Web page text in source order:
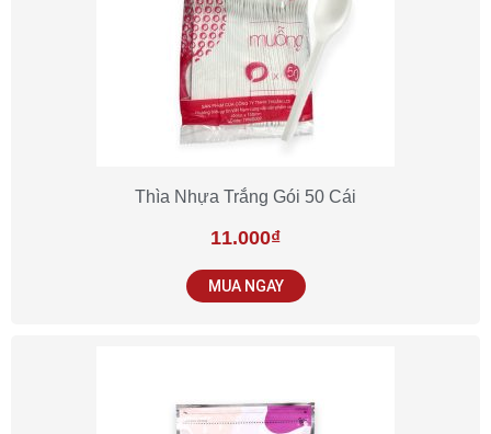
Thìa Nhựa Trắng Gói 50 Cái
11.000₫
MUA NGAY